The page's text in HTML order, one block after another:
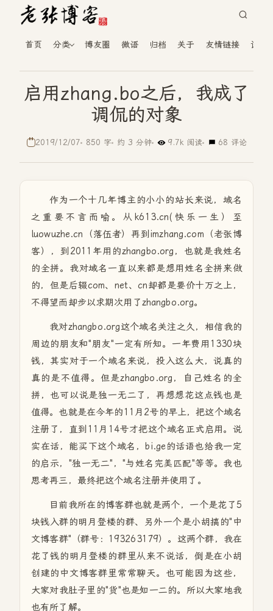
首页 分类 博友圈 微语 归档 关于 友情链接 读者
启用zhang.bo之后，我成了
调侃的对象
2019/12/07 850 字 约 3 分钟 9.7k 阅读 68 评论
作为一个十几年博主的小小的站长来说，域名
之重要不言而喻。从k613.cn(快乐一生）至
luowuzhe.cn（落伍者）再到imzhang.com（老张博
客），到2011年用的zhangbo.org，也就是我姓名
的全拼。我对域名一直以来都是想用姓名全拼来做
的，但是后辍com、net、cn却都是要价十万之上，
不得望而却步以求期次用了zhangbo.org。
我对zhangbo.org这个域名关注之久，相信我的
周边的朋友和"朋友"一定有所知。一年费用1330块
钱，其实对于一个域名来说，投入这么大，说真的
真的是不值得。但是zhangbo.org，自己姓名的全
拼，也可以说是独一无二了，再想想花这点钱也是
值得。也就是在今年的11月2号的早上，把这个域名
注册了，直到11月14号才把这个域名正式启用。说
实在话，能买下这个域名，bi.ge的话语也给我一定
的启示，"独一无二"，"与姓名完美匹配"等等。我也
思考再三，最终把这个域名注册并使用了。
目前我所在的博客群也就是两个，一个是花了5
块钱入群的明月登楼的群、另外一个是小胡搞的"中
文博客群"（群号：193263179）。这两个群，我在
花了钱的明月登楼的群里从来不说话，倒是在小胡
创建的中文博客群里常常聊天。也可能因为这些，
大家对我肚子里的"货"也是知一二的。所以大家地我
也有所了解。